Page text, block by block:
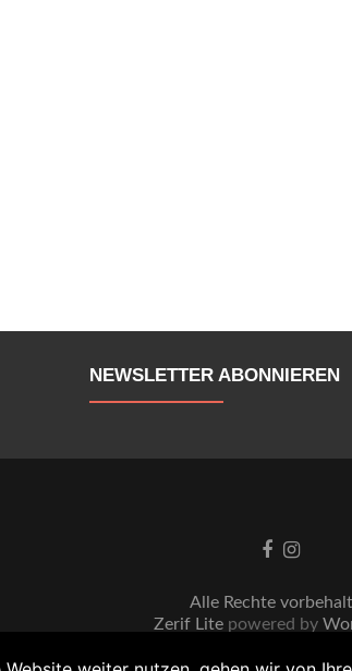
NEWSLETTER ABONNIEREN
Go toGo to
Alle Rechte
Zerif Lite powered by